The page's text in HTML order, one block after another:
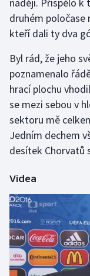
Futsal
Golf
Gymnastika
Házená
Jezdectví
Judo
Krasobruslení
Lezení
Lyže a
Moderní pětiboj
druhém poločase
kteří dali ty dva
Byl rád, že jeho
poznamenalo
hrací plochu
se mezi sebou v
sektoru mě
Jedním dechem
desítek Chorvatů
Videa